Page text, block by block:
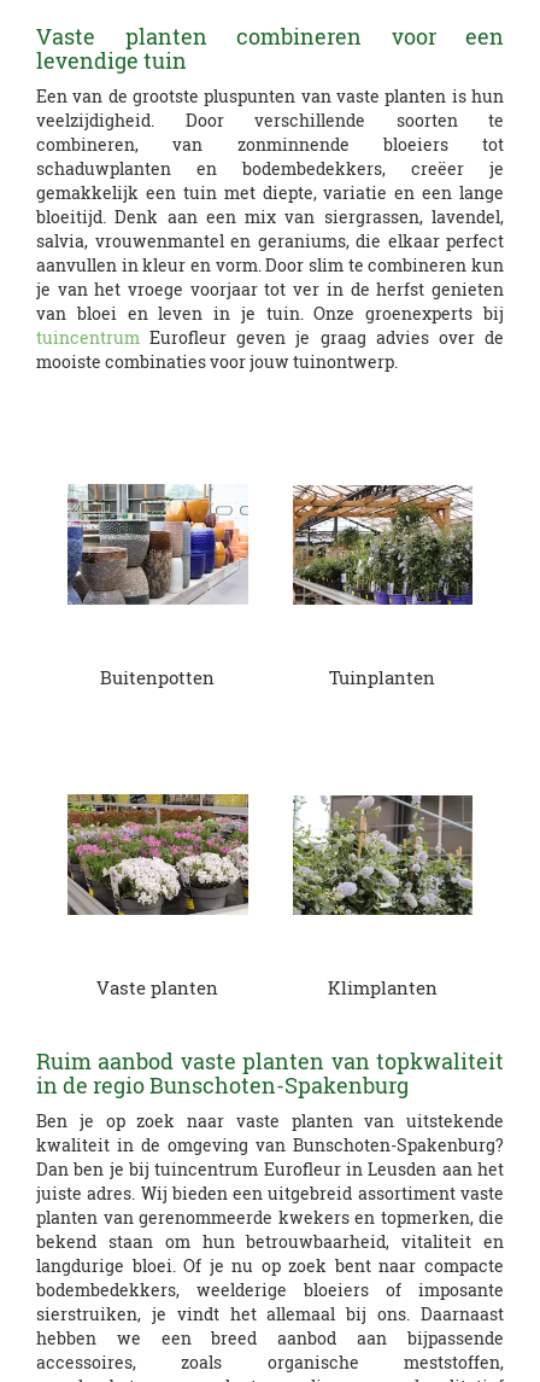
Vaste planten combineren voor een
levendige tuin
Een van de grootste pluspunten van vaste planten is hun
veelzijdigheid. Door verschillende soorten te
combineren, van zonminnende bloeiers tot
schaduwplanten en bodembedekkers, creëer je
gemakkelijk een tuin met diepte, variatie en een lange
bloeitijd. Denk aan een mix van siergrassen, lavendel,
salvia, vrouwenmantel en geraniums, die elkaar perfect
aanvullen in kleur en vorm. Door slim te combineren kun
je van het vroege voorjaar tot ver in de herfst genieten
van bloei en leven in je tuin. Onze groenexperts bij
tuincentrum Eurofleur geven je graag advies over de
mooiste combinaties voor jouw tuinontwerp.
Buitenpotten Tuinplanten
Vaste planten Klimplanten
Ruim aanbod vaste planten van topkwaliteit
in de regio Bunschoten-Spakenburg
Ben je op zoek naar vaste planten van uitstekende
kwaliteit in de omgeving van Bunschoten-Spakenburg?
Dan ben je bij tuincentrum Eurofleur in Leusden aan het
juiste adres. Wij bieden een uitgebreid assortiment vaste
planten van gerenommeerde kwekers en topmerken, die
bekend staan om hun betrouwbaarheid, vitaliteit en
langdurige bloei. Of je nu op zoek bent naar compacte
bodembedekkers, weelderige bloeiers of imposante
sierstruiken, je vindt het allemaal bij ons. Daarnaast
hebben we een breed aanbod aan bijpassende
accessoires, zoals organische meststoffen,